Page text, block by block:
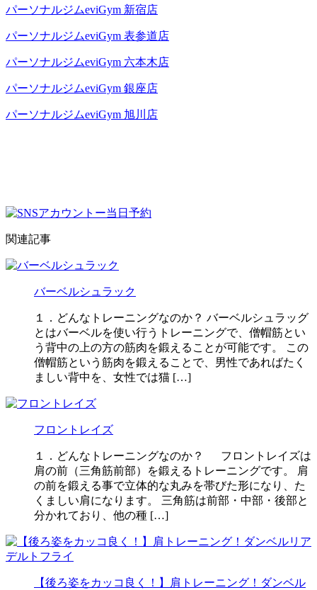
パーソナルジムeviGym 新宿店
パーソナルジムeviGym 表参道店
パーソナルジムeviGym 六本木店
パーソナルジムeviGym 銀座店
パーソナルジムeviGym 旭川店
関連記事
バーベルシュラック
１．どんなトレーニングなのか？ バーベルシュラッグ
とはバーベルを使い行うトレーニングで、僧帽筋とい
う背中の上の方の筋肉を鍛えることが可能です。 この
僧帽筋という筋肉を鍛えることで、男性であればたく
ましい背中を、女性では猫 […]
フロントレイズ
１．どんなトレーニングなのか？ フロントレイズは
肩の前（三角筋前部）を鍛えるトレーニングです。 肩
の前を鍛える事で立体的な丸みを帯びた形になり、た
くましい肩になります。 三角筋は前部・中部・後部と
分かれており、他の種 […]
【後ろ姿をカッコ良く！】肩トレーニング！ダンベル